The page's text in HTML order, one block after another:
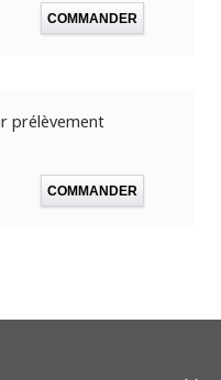
COMMANDER
prélèvement
COMMANDER